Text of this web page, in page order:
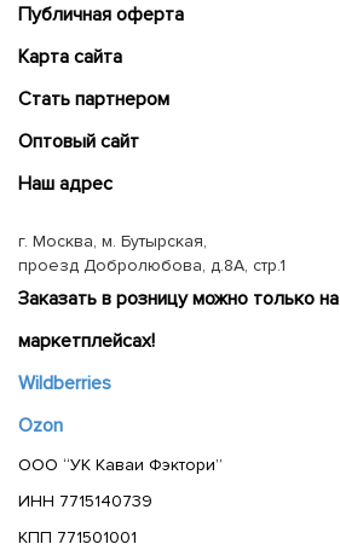
Публичная оферта
Карта сайта
Cтать партнером
Оптовый сайт
Наш адрес
г. Москва, м. Бутырская,
проезд Добролюбова, д.8А, стр.1
Заказать в розницу можно только на
маркетплейсах!
Wildberries
Ozon
ООО “УК Каваи Фэктори”
ИНН 7715140739
КПП 771501001